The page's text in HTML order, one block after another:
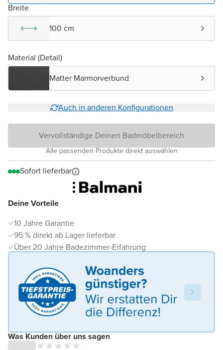
Deine Vorteile
10 Jahre Garantie
95 % direkt ab Lager lieferbar
Über 20 Jahre Badezimmer-Erfahrung
Was Kunden über uns sagen
Breite
100 cm
Material (Detail)
Matter Marmorverbund
Auch in anderen Konfigurationen
Vervollständige Deinen Badmöbelbereich
Alle passenden Produkte direkt auswählen
Sofort lieferbar